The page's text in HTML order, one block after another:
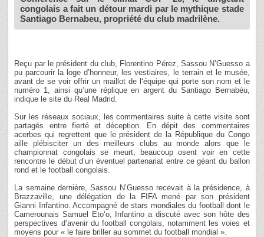
congolais a fait un détour mardi par le mythique stade
Santiago Bernabeu, propriété du club madrilène.
Reçu par le président du club, Florentino Pérez, Sassou N’Guesso a
pu parcourir la loge d’honneur, les vestiaires, le terrain et le musée,
avant de se voir offrir un maillot de l‘équipe qui porte son nom et le
numéro 1, ainsi qu’une réplique en argent du Santiago Bernabéu,
indique le site du Real Madrid.
Sur les réseaux sociaux, les commentaires suite à cette visite sont
partagés entre fierté et déception. En dépit des commentaires
acerbes qui regrettent que le président de la République du Congo
aille plébisciter un des meilleurs clubs au monde alors que le
championnat congolais se meurt, beaucoup osent voir en cette
rencontre le début d’un éventuel partenariat entre ce géant du ballon
rond et le football congolais.
La semaine dernière, Sassou N’Guesso recevait à la présidence, à
Brazzaville, une délégation de la FIFA mené par son président
Gianni Infantino. Accompagné de stars mondiales du football dont le
Camerounais Samuel Eto’o, Infantino a discuté avec son hôte des
perspectives d’avenir du football congolais, notamment les voies et
moyens pour « le faire briller au sommet du football mondial ».